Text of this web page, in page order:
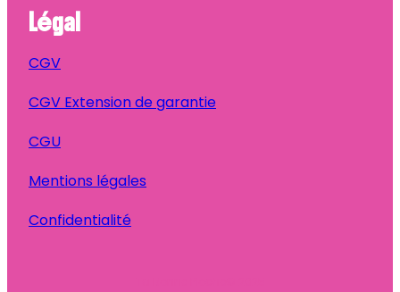
Légal
CGV
CGV Extension de garantie
CGU
Mentions légales
Confidentialité